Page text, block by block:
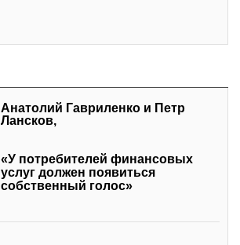
Анатолий Гавриленко и Петр
Лансков,
«У потребителей финансовых
услуг должен появиться
собственный голос»